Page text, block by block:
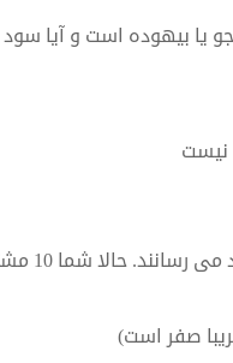
یا بیهوده است و آیا سود
نیست